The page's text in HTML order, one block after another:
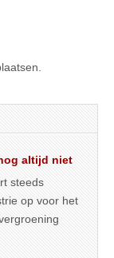
altijd niet
steeds
op voor het